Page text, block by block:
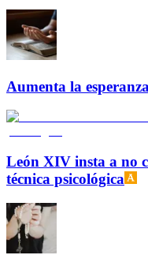
Aumenta la
León XIV insta a no
técnica psicológica